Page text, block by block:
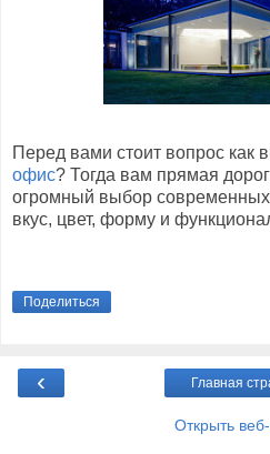
Перед вами стоит вопрос как
офис? Тогда вам прямая
огромный выбор
вкус, цвет, форму и
Поделиться
‹ Главная
Открыть